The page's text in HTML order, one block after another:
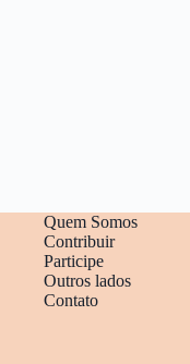
Quem Somos
Contribuir
Participe
Outros lados
Contato